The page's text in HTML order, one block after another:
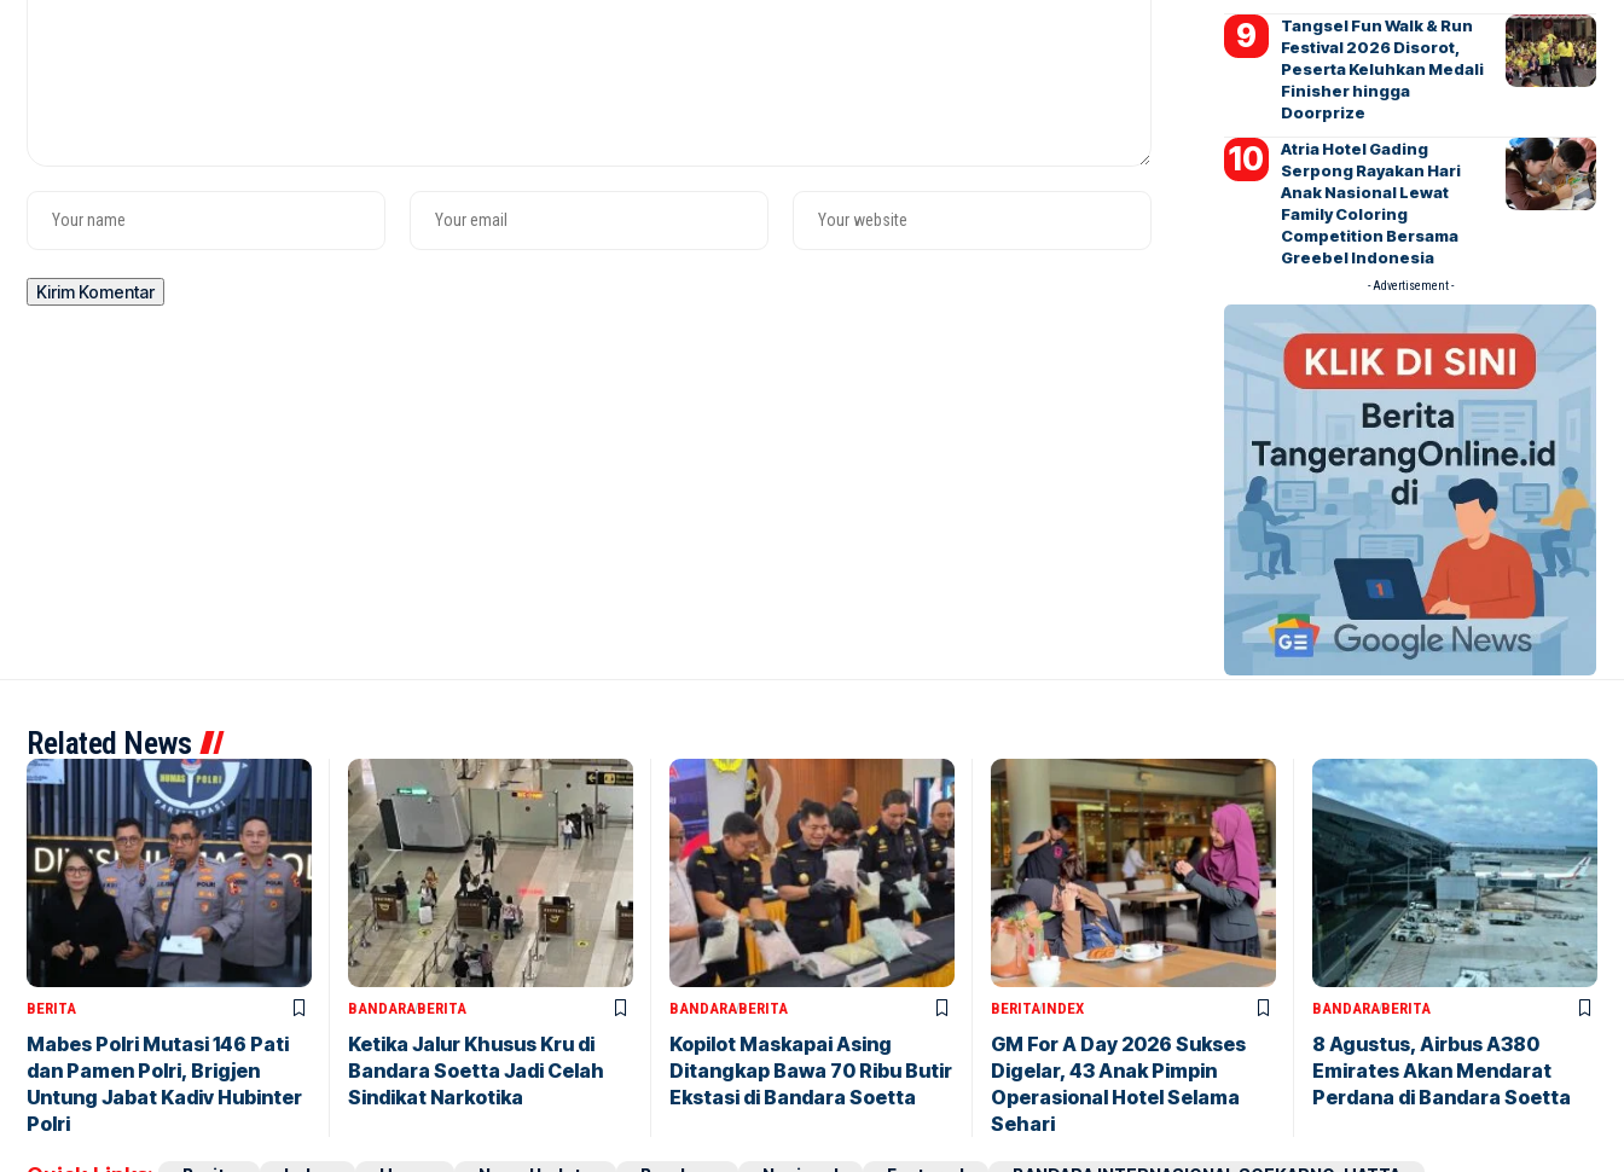
Tangsel Fun Walk & Run
Festival 2026 Disorot,
Peserta Keluhkan Medali
Finisher hingga
Doorprize
Atria Hotel Gading
Serpong Rayakan Hari
Anak Nasional Lewat
Family Coloring
Competition Bersama
Greebel Indonesia
- Advertisement -
Related News
BERITA
Mabes Polri Mutasi 146 Pati
dan Pamen Polri, Brigjen
Untung Jabat Kadiv Hubinter
Polri
BANDARABERITA
Ketika Jalur Khusus Kru di
Bandara Soetta Jadi Celah
Sindikat Narkotika
BANDARABERITA
Kopilot Maskapai Asing
Ditangkap Bawa 70 Ribu Butir
Ekstasi di Bandara Soetta
BERITAINDEX
GM For A Day 2026 Sukses
Digelar, 43 Anak Pimpin
Operasional Hotel Selama
Sehari
BANDARABERITA
8 Agustus, Airbus A380
Emirates Akan Mendarat
Perdana di Bandara Soetta